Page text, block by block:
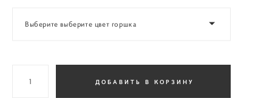
Выберите выберите цвет горшка
ДОБАВИТЬ В КОРЗИНУ